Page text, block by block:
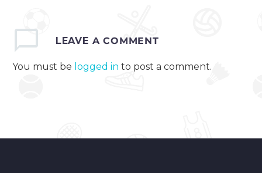
Max Kalba puntaroi
Suomessa ja…
LEAVE A COMMENT
You must be logged in to post a comment.